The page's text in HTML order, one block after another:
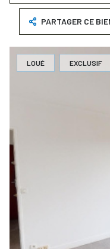
PARTAGER CE
LOUÉ EXCLUSIF